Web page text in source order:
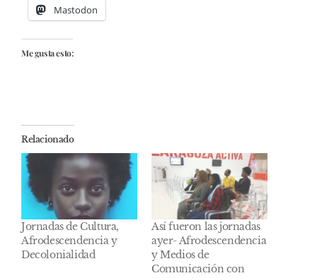
Mastodon
Me gusta esto:
Relacionado
Jornadas de Cultura,
Afrodescendencia y
Decolonialidad
Así fueron las jornadas
ayer- Afrodescendencia
y Medios de
Comunicación con